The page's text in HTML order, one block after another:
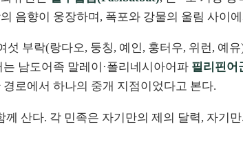
음향이 웅장하며, 폭포와 강물의 울림 사이
섯 부락(랑다오, 둥칭, 예인, 훙터우, 위런, 예
남도어족 말레이·폴리네시아어파 필리핀어
로에서 하나의 중개 지점이었다고 본다.
께 산다. 각 민족은 자기만의 제의 달력, 자기